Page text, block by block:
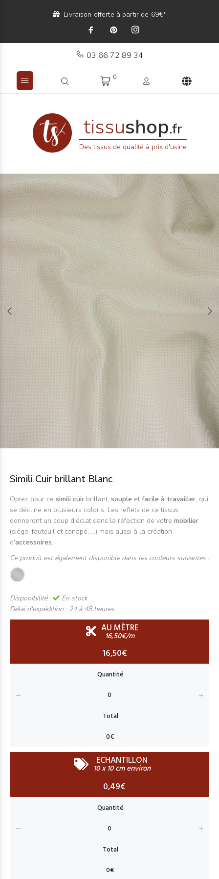
Livraison offerte à partir de 69€*
03 66 72 89 34
0
tissushop.fr
Des tissus de qualité à prix d'usine
Simili Cuir brillant Blanc
Optez pour ce simili cuir brillant, souple etfacile à travailler, qui
se décline en plusieurs coloris. Les reflets de ce tissus
donneront un coup d'éclat dans la réfection de votre mobilier
(siège, fauteuil et canapé, ...) mais aussi à la création
d'accessoires.
Ce produit est également disponible dans les couleurs suivantes :
Disponibilité :
En stock
Délai d'expédition : 24 à 48 heures
AU MÈTRE
16,50€/m
16,50€
ECHANTILLON
10 x 10 cm environ
0,49€